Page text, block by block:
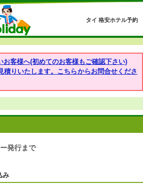
タイ 格安ホテル予約
お客様へ(初めてのお客様もご確認下さい)
積りいたします。こちらからお問合せくださ
発行まで
み